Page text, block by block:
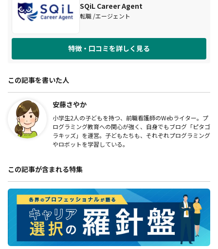
SQiL Career Agent
転職 エージェント
特徴・口コミを詳しく見る
この記事を書いた人
安藤さやか
小学生2人の子どもを持つ、前職看護師のWebライター。プ
ログラミング教育への関心が強く、自身でもブログ「ピタゴ
ラキッズ」を運営。子どもたちも、それぞれプログラミング
やロボットを学習している。
この記事が含まれる特集